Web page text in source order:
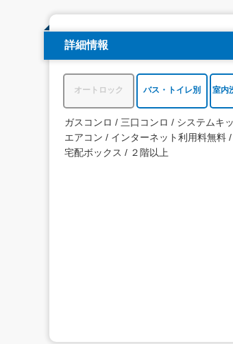
詳細情報
オートロック バス・トイレ別 室内
ガスコンロ 三口コンロ システムキ
エアコン
インターネット利用料無料
宅配ボックス
２階以上